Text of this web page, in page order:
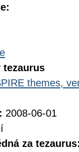
themes,
2008-06-01
za